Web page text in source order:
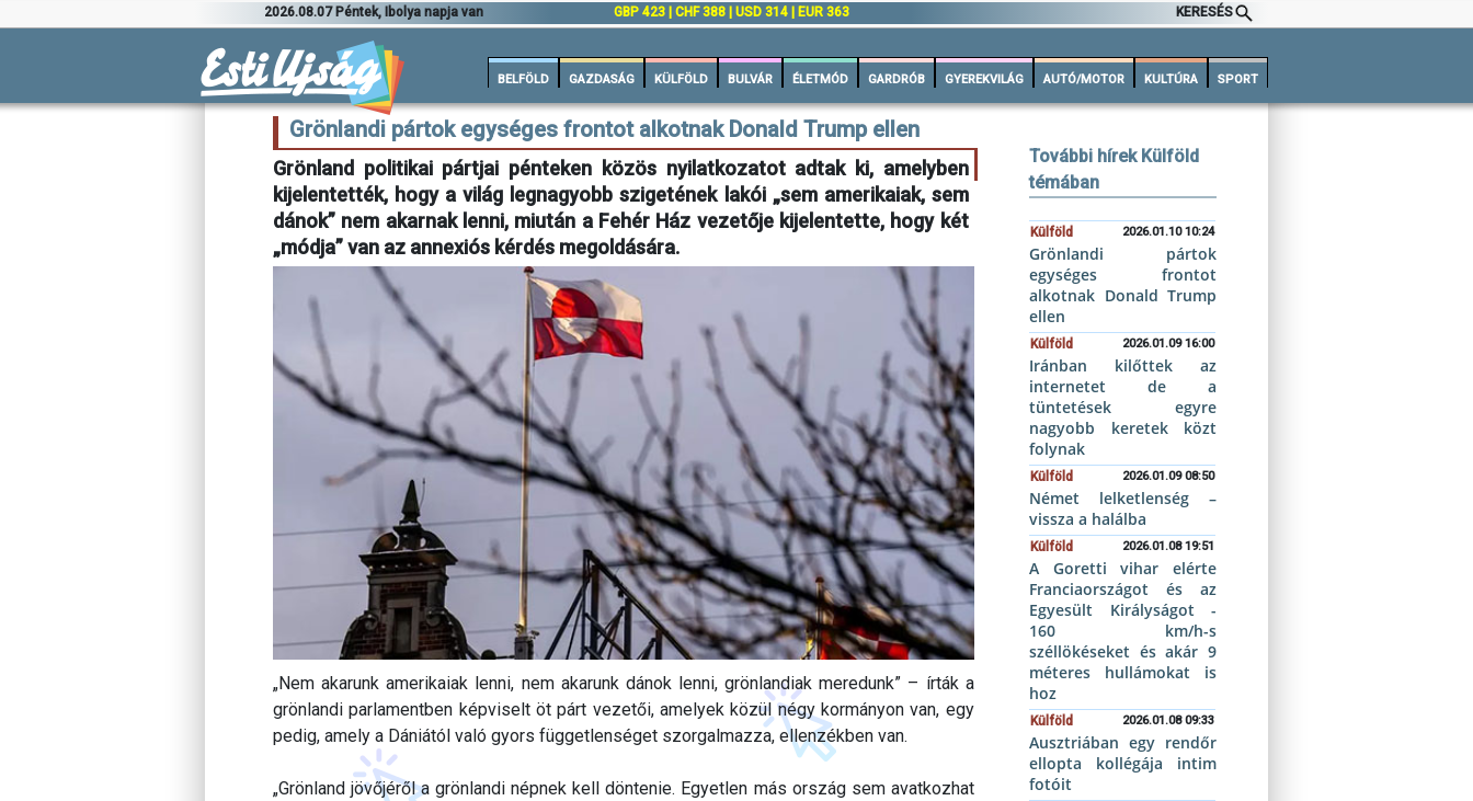
2026.08.07 Péntek, Ibolya napja van GBP 423 | CHF 388 | USD 314 | EUR 363 KERESÉS
BELFÖLD GAZDASÁG KÜLFÖLD BULVÁR ÉLETMÓD GARDRÓB GYEREKVILÁG AUTÓ/MOTOR KULTÚRA SPORT
Grönlandi pártok egységes frontot alkotnak Donald Trump ellen
Grönland politikai pártjai pénteken közös nyilatkozatot adtak ki, amelyben
kijelentették, hogy a világ legnagyobb szigetének lakói „sem amerikaiak, sem
dánok” nem akarnak lenni, miután a Fehér Ház vezetője kijelentette, hogy két
„módja” van az annexiós kérdés megoldására.
„Nem akarunk amerikaiak lenni, nem akarunk dánok lenni, grönlandiak meredunk” – írták a
grönlandi parlamentben képviselt öt párt vezetői, amelyek közül négy kormányon van, egy
pedig, amely a Dániától való gyors függetlenséget szorgalmazza, ellenzékben van.
„Grönland jövőjéről a grönlandi népnek kell döntenie. Egyetlen más ország sem avatkozhat
További hírek Külföld
témában
Külföld 2026.01.10 10:24
Grönlandi pártok
egységes frontot
alkotnak Donald Trump
ellen
Külföld 2026.01.09 16:00
Iránban kilőttek az
internetet de a
tüntetések egyre
nagyobb keretek közt
folynak
Külföld 2026.01.09 08:50
Német lelketlenség –
vissza a halálba
Külföld 2026.01.08 19:51
A Goretti vihar elérte
Franciaországot és az
Egyesült Királyságot -
160 km/h-s
széllökéseket és akár 9
méteres hullámokat is
hoz
Külföld 2026.01.08 09:33
Ausztriában egy rendőr
ellopta kollégája intim
fotóit